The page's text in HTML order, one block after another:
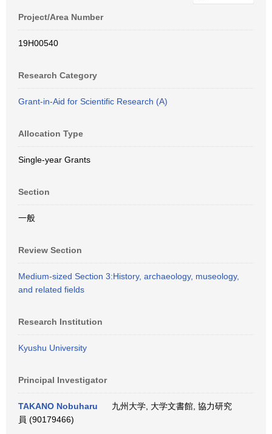
Project/Area Number
19H00540
Research Category
Grant-in-Aid for Scientific Research (A)
Allocation Type
Single-year Grants
Section
一般
Review Section
Medium-sized Section 3:History, archaeology, museology,
and related fields
Research Institution
Kyushu University
Principal Investigator
TAKANO Nobuharu
九州大学, 大学文書館, 協力研究
員 (90179466)